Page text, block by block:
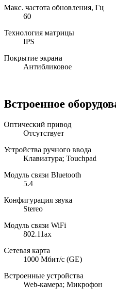
Макс. частота обновления, Гц
60
Технология матрицы
IPS
Покрытие экрана
Антибликовое
Встроенное
Оптический привод
Отсутствует
Устройства ручного ввода
Клавиатура; Touchpad
Модуль связи Bluetooth
5.4
Конфигурация звука
Stereo
Модуль связи WiFi
802.11ax
Сетевая карта
1000 Мбит/с (GE)
Встроенные устройства
Web-камера; Микрофон